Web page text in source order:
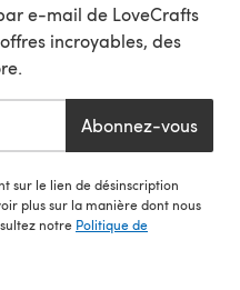
e-mail de LoveCrafts
incroyables, des
Abonnez-vous
sur le lien de désinscription
plus sur la manière dont nous
notre Politique de